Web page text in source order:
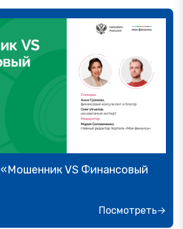
VS Финансовый
Посмотреть→